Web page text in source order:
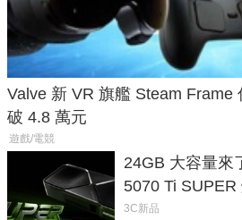
Valve 新 VR 旗艦 Steam Frame
破 4.8 萬元
遊戲/電競
24GB 大容量來
5070 Ti
功耗、上市時間
3C新品